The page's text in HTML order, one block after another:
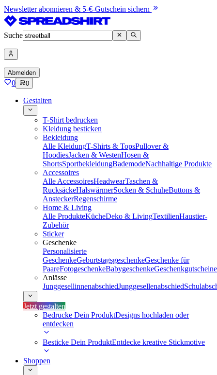
Newsletter abonnieren & 5-€-Gutschein sichern
Suche
Abmelden
0 0
Gestalten
T-Shirt bedrucken
Kleidung besticken
Bekleidung
Alle KleidungT-Shirts & TopsPullover &
HoodiesJacken & WestenHosen &
ShortsSportbekleidungBademodeNachhaltige Produkte
Accessoires
Alle AccessoiresHeadwearTaschen &
RucksäckeHalswärmerSocken & SchuheButtons &
AnsteckerRegenschirme
Home & Living
Alle ProdukteKücheDeko & LivingTextilienHaustier-
Zubehör
Sticker
Geschenke
Personalisierte
GeschenkeGeburtstagsgeschenkeGeschenke für
PaareFotogeschenkeBabygeschenkeGeschenkgutscheine
Anlässe
JunggesellinnenabschiedJunggesellenabschied
Jetzt gestalten
Bedrucke Dein ProduktDesigns hochladen oder
entdecken
Besticke Dein ProduktEntdecke kreative Stickmotive
Shoppen